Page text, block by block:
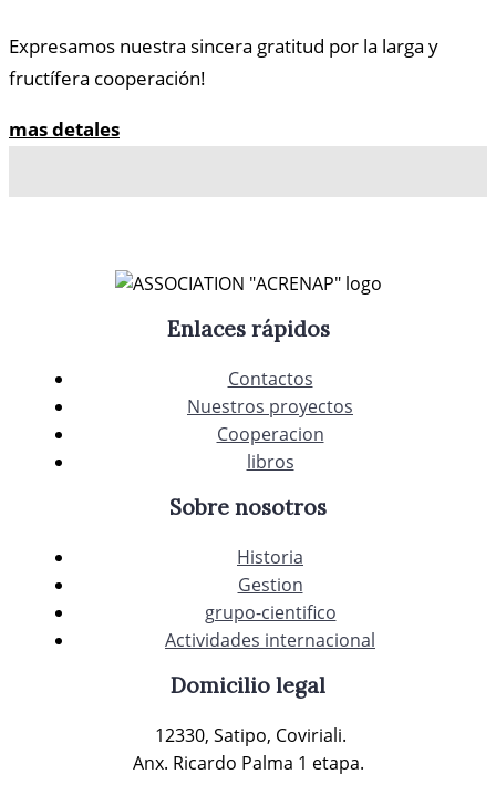
Expresamos nuestra sincera gratitud por la larga y
fructífera cooperación!
mas detales
Enlaces rápidos
Contactos
Nuestros proyectos
Cooperacion
libros
Sobre nosotros
Historia
Gestion
grupo-cientifico
Actividades internacional
Domicilio legal
12330, Satipo, Coviriali.
Anx. Ricardo Palma 1 etapa.